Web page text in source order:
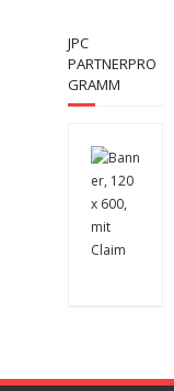
JPC
PARTNERPRO
GRAMM